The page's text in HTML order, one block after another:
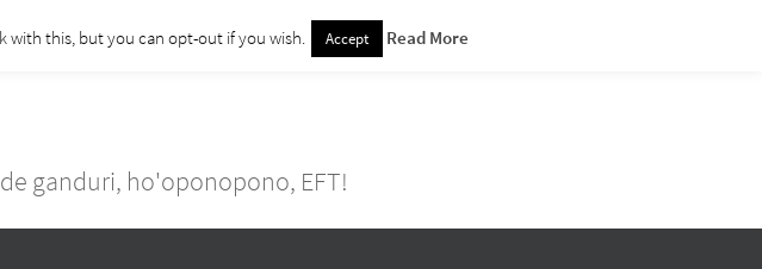
ganduri, ho'oponopono, EFT!
with this, but you can opt-out if you wish. Accept Read More